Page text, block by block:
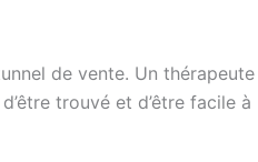
de vente. Un thérapeute
trouvé et d’être facile à